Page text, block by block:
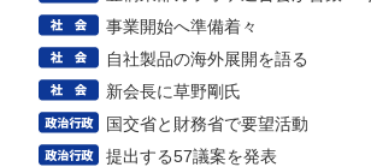
事業開始へ準備着々
自社製品の海外展開を語る
新会長に草野剛氏
国交省と財務省で要望活動
提出する57議案を発表